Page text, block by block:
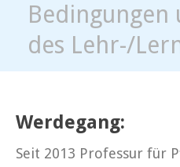
Bedingungen
des Lehr-/
Werdegang:
Seit 2013 Professur für